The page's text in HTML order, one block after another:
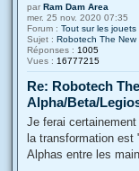
par Ram Dam Area
mer. 25 nov. 2020 07:35
Forum : Tout sur les
Sujet : Robotech The
Réponses : 1005
Vues : 16777215
Re: Robotech
Alpha/Beta/
Je ferai
la transformation est
Alphas entre les